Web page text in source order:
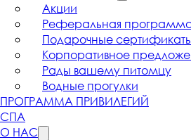
Акции
Реферальная
Подарочные
Корпоративное
Рады вашему питомцу
Водные прогулки
ПРОГРАММА ПРИВИЛЕГИЙ
СПА
О НАС